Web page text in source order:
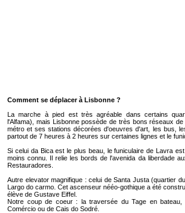
Comment se déplacer à Lisbonne ?
La marche à pied est très agréable dans certains
l'Alfama), mais Lisbonne possède de très bons réseaux
métro et ses stations décorées d'oeuvres d'art, les bus,
partout de 7 heures à 2 heures sur certaines lignes et le
Si celui da Bica est le plus beau, le funiculaire de Lavra
moins connu. Il relie les bords de l'avenida da liberdade
Restauradores.
Autre elevator magnifique : celui de Santa Justa (quartier
Largo do carmo. Cet ascenseur nééo-gothique a été
élève de Gustave Eiffel.
Notre coup de coeur : la traversée du Tage en
Comércio ou de Cais do Sodré.